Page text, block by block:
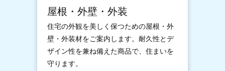
屋根・外壁・外装
住宅の外観を美しく保つための屋根・外
壁・外装材をご案内します。耐久性とデ
ザイン性を兼ね備えた商品で、住まいを
守ります。